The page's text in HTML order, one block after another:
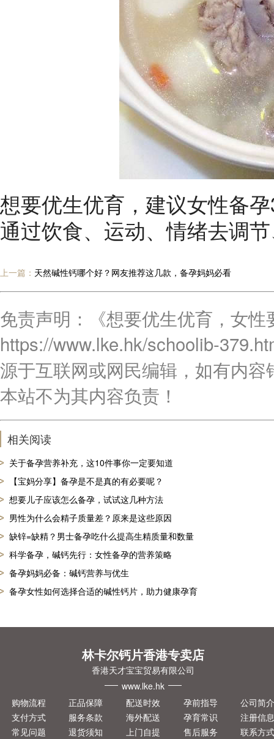
想要优生优育，建议女性备
通过饮食、运动、情绪去调
上一篇： 天然碱性钙哪个好？网友推荐这几款，备孕妈妈必看
免责声明：《想要优生优育，女
https://www.lke.hk/schoolib-
源于互联网或网民编辑，如有内
本站不为其内容负责！
相关阅读
关于备孕营养补充，这10件事你一定要知道
【宝妈分享】备孕是不是真的有必要呢？
想要儿子应该怎么备孕，试试这几种方法
男性为什么会精子质量差？原来是这些原因
缺锌=缺精？男士备孕吃什么提高生精质量和数量
科学备孕，碱钙先行：女性备孕的营养策略
备孕妈妈必备：碱钙营养与优生
备孕女性如何选择合适的碱性钙片，助力健康孕育
林卡尔钙片香港专卖店
香港天才宝宝贸易有限公司
www.lke.hk
购物流程
支付方式
常见问题
正品保障
服务条款
退货须知
配送时效
海外配送
上门自提
孕前指导
孕育常识
售后服务
公司简
注册信
联系方